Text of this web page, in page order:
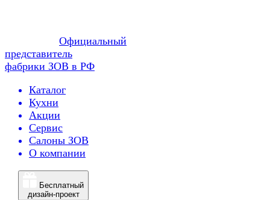
Официальный
представитель
фабрики ЗОВ в РФ
Каталог
Кухни
Акции
Сервис
Салоны ЗОВ
О компании
Бесплатный
дизайн-проект